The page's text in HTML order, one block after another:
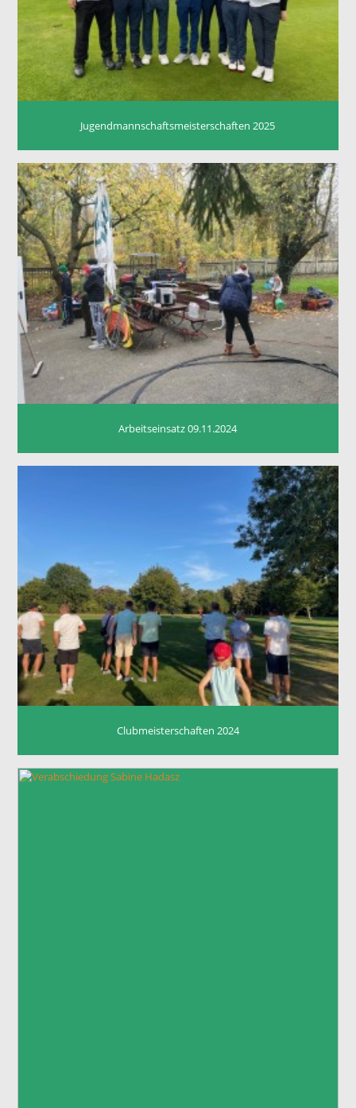
Jugendmannschaftsmeisterschaften 2025
Arbeitseinsatz 09.11.2024
Clubmeisterschaften 2024